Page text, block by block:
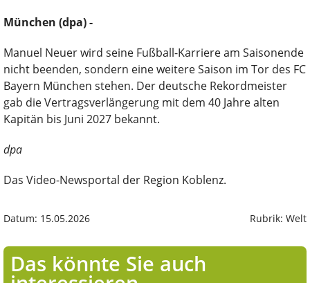
München (dpa) -
Manuel Neuer wird seine Fußball-Karriere am Saisonende
nicht beenden, sondern eine weitere Saison im Tor des FC
Bayern München stehen. Der deutsche Rekordmeister
gab die Vertragsverlängerung mit dem 40 Jahre alten
Kapitän bis Juni 2027 bekannt.
dpa
Das Video-Newsportal der Region Koblenz.
Datum: 15.05.2026 Rubrik: Welt
Das könnte Sie auch